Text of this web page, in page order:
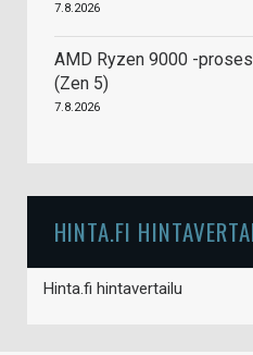
7.8.2026
AMD Ryzen 9000 -
(Zen 5)
7.8.2026
HINTA.FI
Hinta.fi hintavertailu